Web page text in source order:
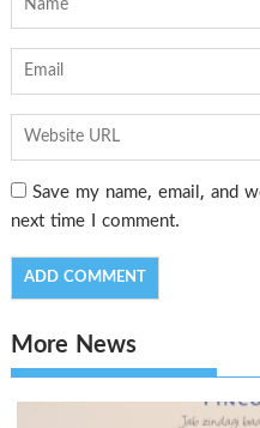
Save my name, email, and
next time I comment.
More News